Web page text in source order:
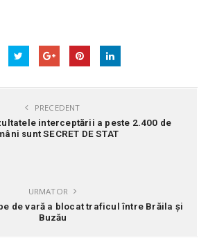
PRECEDENT
interceptării a peste 2.400 de
sunt SECRET DE STAT
URMATOR
de vară a blocat traficul între Brăila și
Buzău